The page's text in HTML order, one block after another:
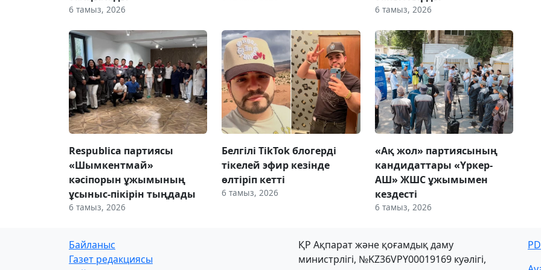
6 тамыз, 2026 6 тамыз, 2026
Respublica партиясы
«Шымкентмай»
кәсіпорын ұжымының
ұсыныс-пікірін тыңдады
6 тамыз, 2026
Белгілі TikTok блогерді
тікелей эфир кезінде
өлтіріп кетті
6 тамыз, 2026
«Ақ жол» партиясының
кандидаттары «Үркер-
АШ» ЖШС ұжымымен
кездесті
6 тамыз, 2026
Байланыс
Газет редакциясы
ҚР Ақпарат және қоғамдық даму
министрлігі, №KZ36VPY00019169 куәлігі,